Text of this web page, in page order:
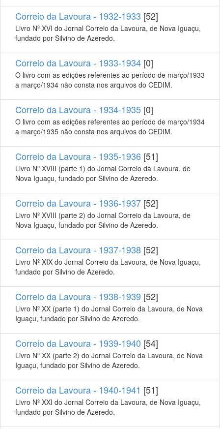
Correio da Lavoura - 1932-1933 [52]
Livro Nº XVI do Jornal Correio da Lavoura, de Nova Iguaçu,
fundado por Silvino de Azeredo.
Correio da Lavoura - 1933-1934 [0]
O livro com as edições referentes ao período de março/1933
a março/1934 não consta nos arquivos do CEDIM.
Correio da Lavoura - 1934-1935 [0]
O livro com as edições referentes ao período de março/1934
a março/1935 não consta nos arquivos do CEDIM.
Correio da Lavoura - 1935-1936 [51]
Livro Nº XVIII (parte 1) do Jornal Correio da Lavoura, de
Nova Iguaçu, fundado por Silvino de Azeredo.
Correio da Lavoura - 1936-1937 [52]
Livro Nº XVIII (parte 2) do Jornal Correio da Lavoura, de
Nova Iguaçu, fundado por Silvino de Azeredo.
Correio da Lavoura - 1937-1938 [52]
Livro Nº XIX do Jornal Correio da Lavoura, de Nova Iguaçu,
fundado por Silvino de Azeredo.
Correio da Lavoura - 1938-1939 [52]
Livro Nº XX (parte 1) do Jornal Correio da Lavoura, de Nova
Iguaçu, fundado por Silvino de Azeredo.
Correio da Lavoura - 1939-1940 [54]
Livro Nº XX (parte 2) do Jornal Correio da Lavoura, de Nova
Iguaçu, fundado por Silvino de Azeredo.
Correio da Lavoura - 1940-1941 [51]
Livro Nº XXI do Jornal Correio da Lavoura, de Nova Iguaçu,
fundado por Silvino de Azeredo.